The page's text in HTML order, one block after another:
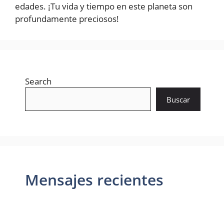
edades. ¡Tu vida y tiempo en este planeta son
profundamente preciosos!
Search
Buscar
Mensajes recientes